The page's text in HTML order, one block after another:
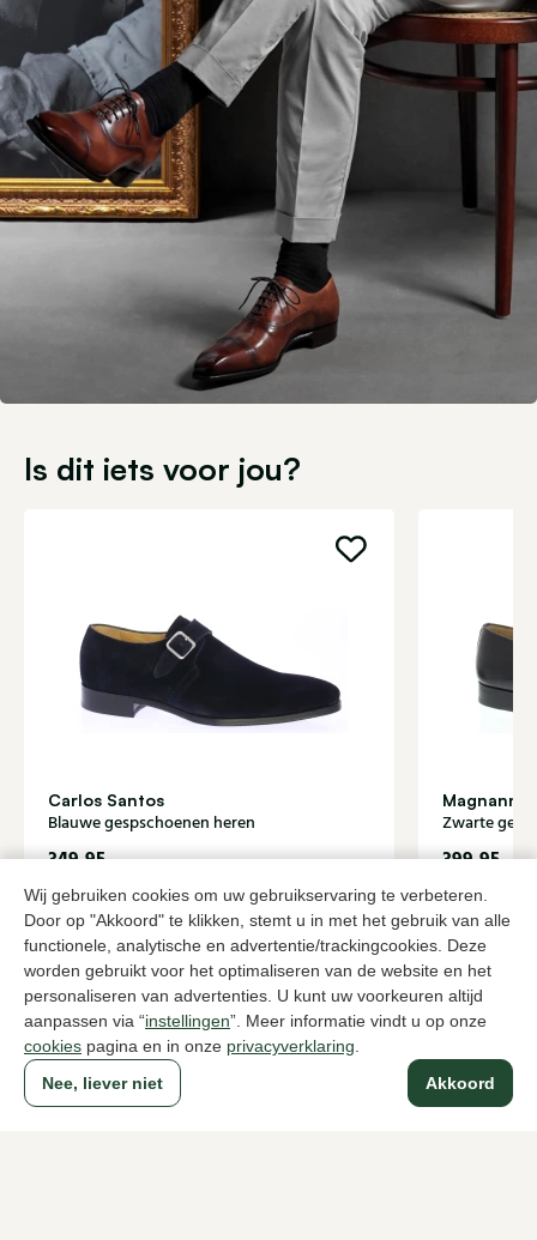
Wij gebruiken cookies om uw gebruikservaring te verbeteren.
Door op "Akkoord" te klikken, stemt u in met het gebruik van alle
functionele, analytische en advertentie/trackingcookies. Deze
worden gebruikt voor het optimaliseren van de website en het
personaliseren van advertenties. U kunt uw voorkeuren altijd
aanpassen via “instellingen”. Meer informatie vindt u op onze
cookies pagina en in onze privacyverklaring
Akkoord
Nee, liever niet
Is dit iets voor jou?
Carlos Santos
Blauwe gespschoenen heren
349,95
Magnanni
Zwarte
399,95
Naar alle producten
Sinds 1983 een begrip in Den Haag